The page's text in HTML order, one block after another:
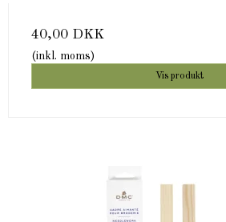
40,00 DKK
(inkl. moms)
Vis produkt